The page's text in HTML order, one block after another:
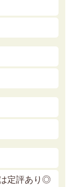
定評あり◎